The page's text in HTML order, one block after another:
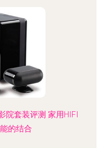
院套装评测 家用HIFI
的结合